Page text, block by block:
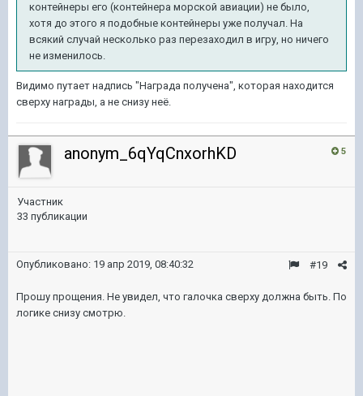
контейнеры его (контейнера морской авиации) не было,
хотя до этого я подобные контейнеры уже получал. На
всякий случай несколько раз перезаходил в игру, но ничего
не изменилось.
Видимо путает надпись "Награда получена", которая находится
сверху награды, а не снизу неё.
5
anonym_6qYqCnxorhKD
Участник
33 публикации
#19
Опубликовано: 19 апр 2019, 08:40:32
Прошу прощения. Не увидел, что галочка сверху должна быть. По
логике снизу смотрю.